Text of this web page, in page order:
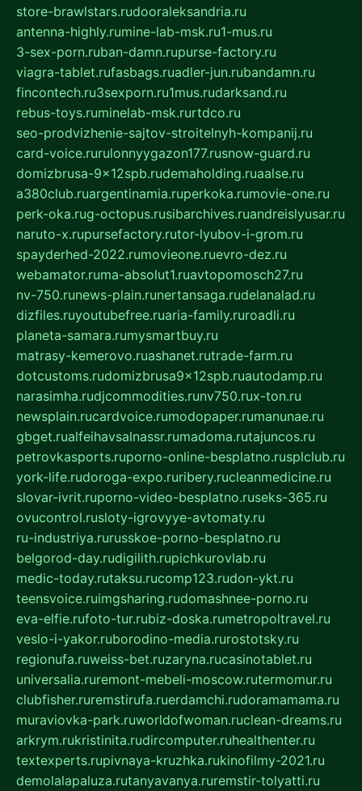
store-brawlstars.rudooraleksandria.ru
antenna-highly.rumine-lab-msk.ru1-mus.ru
3-sex-porn.ruban-damn.rupurse-factory.ru
viagra-tablet.rufasbags.ruadler-jun.rubandamn.ru
fincontech.ru3sexporn.ru1mus.rudarksand.ru
rebus-toys.ruminelab-msk.rurtdco.ru
seo-prodvizhenie-sajtov-stroitelnyh-kompanij.ru
card-voice.rurulonnyygazon177.rusnow-guard.ru
domizbrusa-9x12spb.rudemaholding.ruaalse.ru
a380club.ruargentinamia.ruperkoka.rumovie-one.ru
perk-oka.rug-octopus.rusibarchives.ruandreislyusar.ru
naruto-x.rupursefactory.rutor-lyubov-i-grom.ru
spayderhed-2022.rumovieone.ruevro-dez.ru
webamator.ruma-absolut1.ruavtopomosch27.ru
nv-750.runews-plain.runertansaga.rudelanalad.ru
dizfiles.ruyoutubefree.ruaria-family.ruroadli.ru
planeta-samara.rumysmartbuy.ru
matrasy-kemerovo.ruashanet.rutrade-farm.ru
dotcustoms.rudomizbrusa9x12spb.ruautodamp.ru
narasimha.rudjcommodities.runv750.rux-ton.ru
newsplain.rucardvoice.rumodopaper.rumanunae.ru
gbget.rualfeihavsalnassr.rumadoma.rutajuncos.ru
petrovkasports.ruporno-online-besplatno.rusplclub.ru
york-life.rudoroga-expo.ruribery.rucleanmedicine.ru
slovar-ivrit.ruporno-video-besplatno.ruseks-365.ru
ovucontrol.rusloty-igrovyye-avtomaty.ru
ru-industriya.rurusskoe-porno-besplatno.ru
belgorod-day.rudigilith.rupichkurovlab.ru
medic-today.rutaksu.rucomp123.rudon-ykt.ru
teensvoice.ruimgsharing.rudomashnee-porno.ru
eva-elfie.rufoto-tur.rubiz-doska.rumetropoltravel.ru
veslo-i-yakor.ruborodino-media.rurostotsky.ru
regionufa.ruweiss-bet.ruzaryna.rucasinotablet.ru
universalia.ruremont-mebeli-moscow.rutermomur.ru
clubfisher.ruremstirufa.ruerdamchi.rudoramamama.ru
muraviovka-park.ruworldofwoman.ruclean-dreams.ru
arkrym.rukristinita.rudircomputer.ruhealthenter.ru
textexperts.rupivnaya-kruzhka.rukinofilmy-2021.ru
demolalapaluza.rutanyavanya.ruremstir-tolyatti.ru